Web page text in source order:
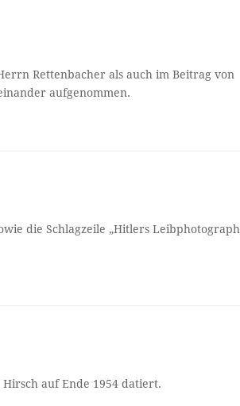
Rettenbacher als auch im Beitrag von
aufgenommen.
die Schlagzeile „Hitlers Leibphotograph
auf Ende 1954 datiert.